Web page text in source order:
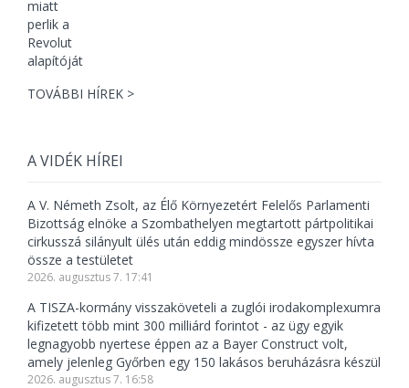
TOVÁBBI HÍREK >
A VIDÉK HÍREI
A V. Németh Zsolt, az Élő Környezetért Felelős Parlamenti
Bizottság elnöke a Szombathelyen megtartott pártpolitikai
cirkusszá silányult ülés után eddig mindössze egyszer hívta
össze a testületet
2026. augusztus 7. 17:41
A TISZA-kormány visszaköveteli a zuglói irodakomplexumra
kifizetett több mint 300 milliárd forintot - az ügy egyik
legnagyobb nyertese éppen az a Bayer Construct volt,
amely jelenleg Győrben egy 150 lakásos beruházásra készül
2026. augusztus 7. 16:58